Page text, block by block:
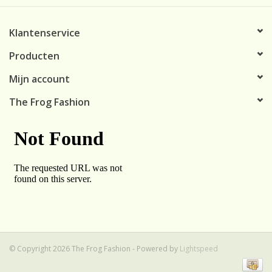
Klantenservice
Producten
Mijn account
The Frog Fashion
© Copyright 2026 The Frog Fashion - Powered by Lightspeed